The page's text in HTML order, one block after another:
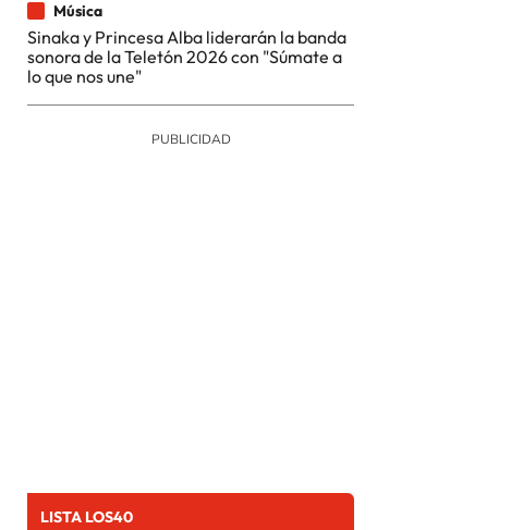
Música
Sinaka y Princesa Alba liderarán la banda
sonora de la Teletón 2026 con "Súmate a
lo que nos une"
LISTA LOS40